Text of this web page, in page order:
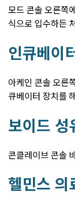
모드 콘솔 오른쪽
식으로 입수하든
인큐베이터
아케인 콘솔 오른
큐베이터 장치를
보이드 성
콘클레이브 콘솔
헬민스 의